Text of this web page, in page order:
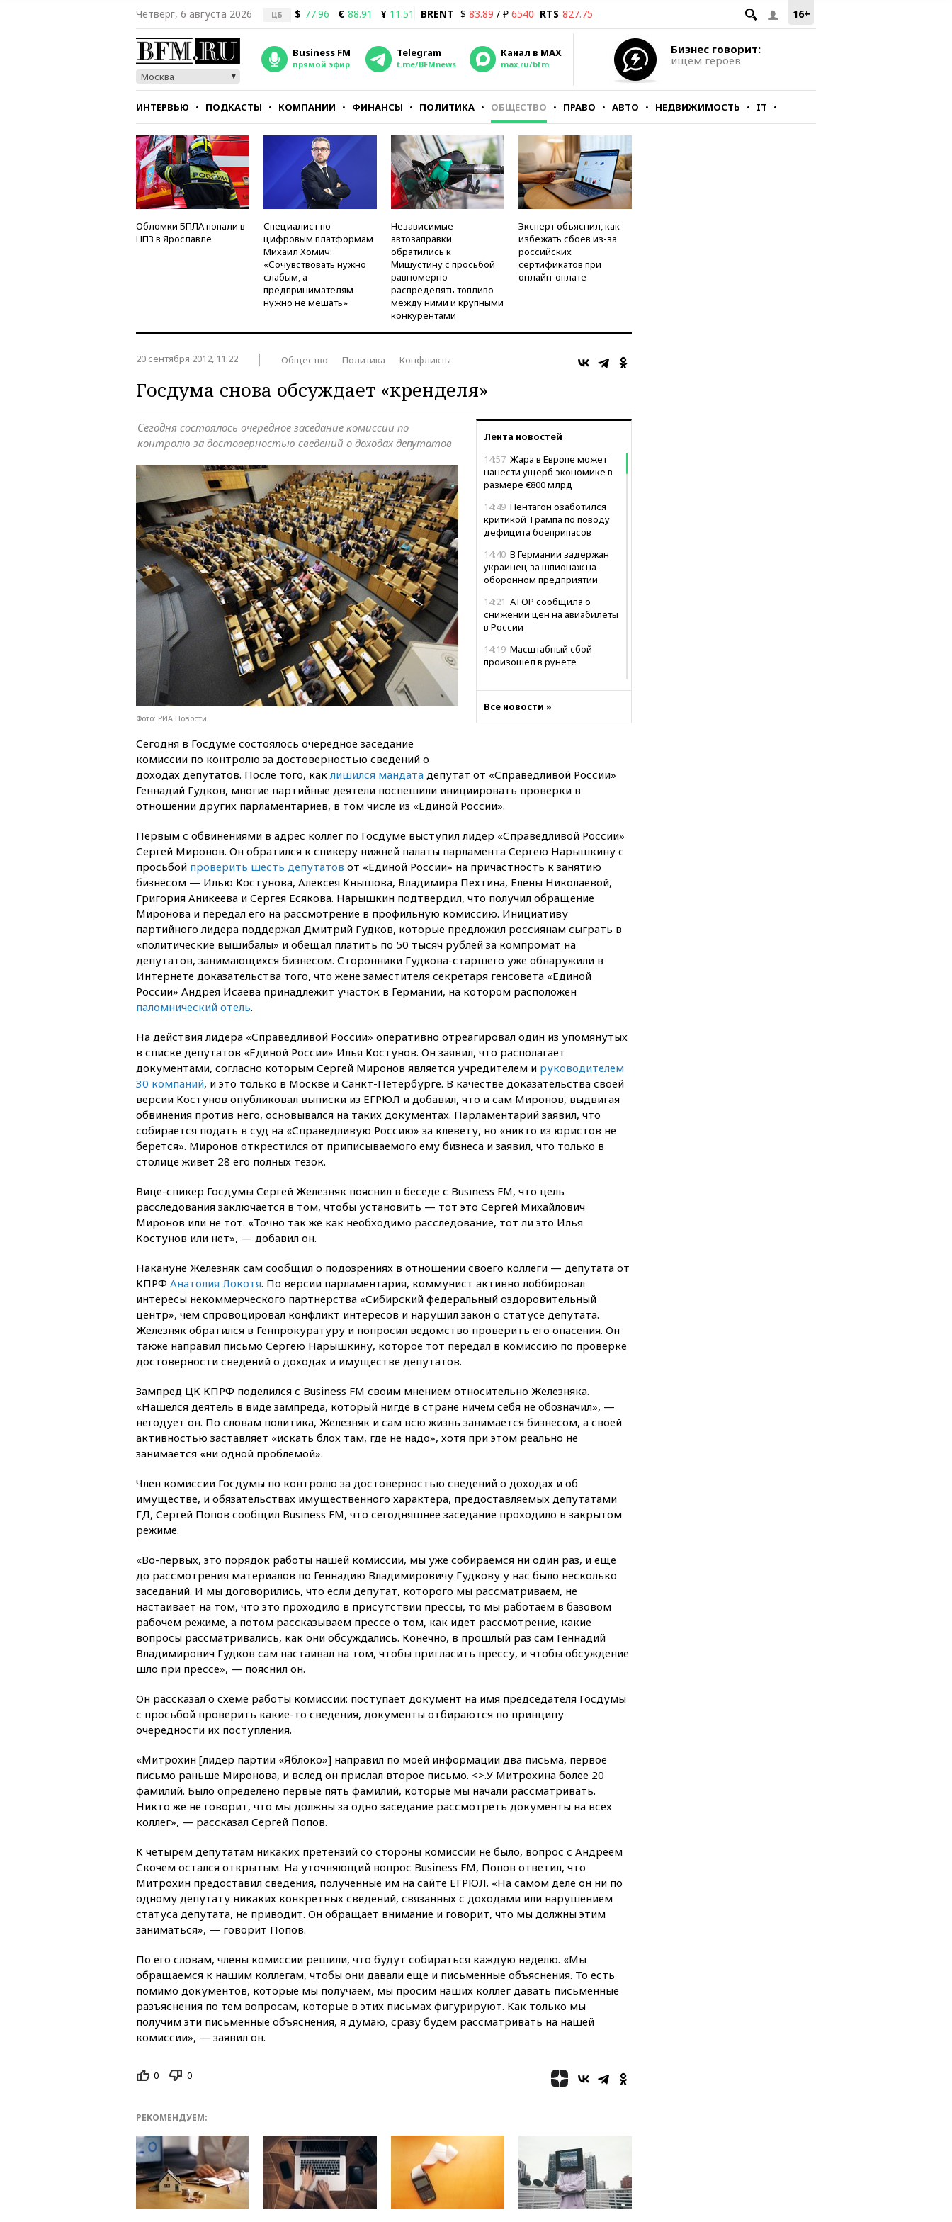
16+
Четверг, 6 августа 2026 ЦБ $ 77.96 € 88.91 ¥ 11.51 BRENT $ 83.89 / ₽ 6540 RTS 827.75
Москва
Business FM
прямой эфир
Telegram
t.me/BFMnews
Канал в MAX
max.ru/bfm
Бизнес говорит:
ищем героев
ИНТЕРВЬЮ ПОДКАСТЫ КОМПАНИИ ФИНАНСЫ ПОЛИТИКА ОБЩЕСТВО ПРАВО АВТО НЕДВИЖИМОСТЬ IT
СТИЛЬ ТЕСТЫ
Обломки БПЛА попали в
НПЗ в Ярославле
Специалист по
цифровым платформам
Михаил Хомич:
«Сочувствовать нужно
слабым, а
предпринимателям
нужно не мешать»
Независимые
автозаправки
обратились к
Мишустину с просьбой
равномерно
распределять топливо
между ними и крупными
конкурентами
Эксперт объяснил, как
избежать сбоев из-за
российских
сертификатов при
онлайн-оплате
20 сентября 2012, 11:22 Общество Политика Конфликты
Госдума снова обсуждает «кренделя»
Лента новостей
14:57 Жара в Европе может
нанести ущерб экономике в
размере €800 млрд
14:49 Пентагон озаботился
критикой Трампа по поводу
дефицита боеприпасов
14:40 В Германии задержан
украинец за шпионаж на
оборонном предприятии
14:21 АТОР сообщила о
снижении цен на авиабилеты
в России
14:19 Масштабный сбой
произошел в рунете
санкций
новый тоннель зеленой ветки
метро
13:38
сообщения
Восемь человек
пострадали при наезде
автомобиля на толпу в Омске
13:19 WP: Трамп определился
со своим преемником
13:13 СК возбудил дело по
факту гибели женщины и
ребенка в Раменском
12:57В Луганске при ракетном
12:44МВД: число
преступлений, связанных с
отмыванием денег, достигло
рекордного показателя
12:40 В Подмосковье
женщина и трехлетний
ребенок погибли при падении
из окна
12:15Иран и Оман
согласовали главные пункты
сделки по открытию
11:58 Politico: США
восстановили обмен
разведданными с Украиной
11:58 Великобритания
расширила санкции против
России
резервуары НПЗ
11:19 МИД России ответил на
критику мэра Хиросимы в
годовщину ядерной
бомбардировки
сокращении товарооборота
трети
10:38Роскачество нашло
кишечную палочку в бургерах
пяти популярных сетей
фастфуда
10:19СКР рассматривает три
основные версии
произошедшего с Cessna-182
подростки, планировавшие
теракт на объекте Росгвардии
Украины приведет к
поражению Киева
09:54 МВД Германии:
инцидент с дроном в
аэропорту Лейпцига —
09:32В Тверской области
обломки дрона повредили
фасад логокомплекса
Wildberries
09:18В Ярославской области
09:16Трамп сообщил об
огромном запасе боеприпасов
08:54 В Таиланде сегодня
прощаются с молодыми
россиянами, жестоко убитыми
Летчики с упавшего
самолета в Приангарье
сотрудничество в сфере
технологий
Силы ПВО сбили шесть
БПЛА ВСУ, летевших на
Москву
Все новости »
Сегодня состоялось очередное заседание комиссии по
контролю за достоверностью сведений о доходах депутатов
Фото: РИА Новости
Сегодня в Госдуме состоялось очередное заседание
комиссии по контролю за достоверностью сведений о
доходах депутатов. После того, как лишился мандата депутат от «Справедливой России»
Геннадий Гудков, многие партийные деятели поспешили инициировать проверки в
отношении других парламентариев, в том числе из «Единой России».
Первым с обвинениями в адрес коллег по Госдуме выступил лидер «Справедливой России»
Сергей Миронов. Он обратился к спикеру нижней палаты парламента Сергею Нарышкину с
просьбой проверить шесть депутатов от «Единой России» на причастность к занятию
бизнесом — Илью Костунова, Алексея Кнышова, Владимира Пехтина, Елены Николаевой,
Григория Аникеева и Сергея Есякова. Нарышкин подтвердил, что получил обращение
Миронова и передал его на рассмотрение в профильную комиссию. Инициативу
партийного лидера поддержал Дмитрий Гудков, которые предложил россиянам сыграть в
«политические вышибалы» и обещал платить по 50 тысяч рублей за компромат на
депутатов, занимающихся бизнесом. Сторонники Гудкова-старшего уже обнаружили в
Интернете доказательства того, что жене заместителя секретаря генсовета «Единой
России» Андрея Исаева принадлежит участок в Германии, на котором расположен
паломнический отель.
На действия лидера «Справедливой России» оперативно отреагировал один из упомянутых
в списке депутатов «Единой России» Илья Костунов. Он заявил, что располагает
документами, согласно которым Сергей Миронов является учредителем и руководителем
30 компаний, и это только в Москве и Санкт-Петербурге. В качестве доказательства своей
версии Костунов опубликовал выписки из ЕГРЮЛ и добавил, что и сам Миронов, выдвигая
обвинения против него, основывался на таких документах. Парламентарий заявил, что
собирается подать в суд на «Справедливую Россию» за клевету, но «никто из юристов не
берется». Миронов открестился от приписываемого ему бизнеса и заявил, что только в
столице живет 28 его полных тезок.
Вице-спикер Госдумы Сергей Железняк пояснил в беседе с Business FM, что цель
расследования заключается в том, чтобы установить — тот это Сергей Михайлович
Миронов или не тот. «Точно так же как необходимо расследование, тот ли это Илья
Костунов или нет», — добавил он.
Накануне Железняк сам сообщил о подозрениях в отношении своего коллеги — депутата от
КПРФ Анатолия Локотя. По версии парламентария, коммунист активно лоббировал
интересы некоммерческого партнерства «Сибирский федеральный оздоровительный
центр», чем спровоцировал конфликт интересов и нарушил закон о статусе депутата.
Железняк обратился в Генпрокуратуру и попросил ведомство проверить его опасения. Он
также направил письмо Сергею Нарышкину, которое тот передал в комиссию по проверке
достоверности сведений о доходах и имуществе депутатов.
Зампред ЦК КПРФ поделился с Business FM своим мнением относительно Железняка.
«Нашелся деятель в виде зампреда, который нигде в стране ничем себя не обозначил», —
негодует он. По словам политика, Железняк и сам всю жизнь занимается бизнесом, а своей
активностью заставляет «искать блох там, где не надо», хотя при этом реально не
занимается «ни одной проблемой».
Член комиссии Госдумы по контролю за достоверностью сведений о доходах и об
имуществе, и обязательствах имущественного характера, предоставляемых депутатами
ГД, Сергей Попов сообщил Business FM, что сегодняшнее заседание проходило в закрытом
режиме.
«Во-первых, это порядок работы нашей комиссии, мы уже собираемся ни один раз, и еще
до рассмотрения материалов по Геннадию Владимировичу Гудкову у нас было несколько
заседаний. И мы договорились, что если депутат, которого мы рассматриваем, не
настаивает на том, что это проходило в присутствии прессы, то мы работаем в базовом
рабочем режиме, а потом рассказываем прессе о том, как идет рассмотрение, какие
вопросы рассматривались, как они обсуждались. Конечно, в прошлый раз сам Геннадий
Владимирович Гудков сам настаивал на том, чтобы пригласить прессу, и чтобы обсуждение
шло при прессе», — пояснил он.
Он рассказал о схеме работы комиссии: поступает документ на имя председателя Госдумы
с просьбой проверить какие-то сведения, документы отбираются по принципу
очередности их поступления.
«Митрохин [лидер партии «Яблоко»] направил по моей информации два письма, первое
письмо раньше Миронова, и вслед он прислал второе письмо. <>.У Митрохина более 20
фамилий. Было определено первые пять фамилий, которые мы начали рассматривать.
Никто же не говорит, что мы должны за одно заседание рассмотреть документы на всех
коллег», — рассказал Сергей Попов.
К четырем депутатам никаких претензий со стороны комиссии не было, вопрос с Андреем
Скочем остался открытым. На уточняющий вопрос Business FM, Попов ответил, что
Митрохин предоставил сведения, полученные им на сайте ЕГРЮЛ. «На самом деле он ни по
одному депутату никаких конкретных сведений, связанных с доходами или нарушением
статуса депутата, не приводит. Он обращает внимание и говорит, что мы должны этим
заниматься», — говорит Попов.
По его словам, члены комиссии решили, что будут собираться каждую неделю. «Мы
обращаемся к нашим коллегам, чтобы они давали еще и письменные объяснения. То есть
помимо документов, которые мы получаем, мы просим наших коллег давать письменные
разъяснения по тем вопросам, которые в этих письмах фигурируют. Как только мы
получим эти письменные объяснения, я думаю, сразу будем рассматривать на нашей
комиссии», — заявил он.
0 0
РЕКОМЕНДУЕМ: